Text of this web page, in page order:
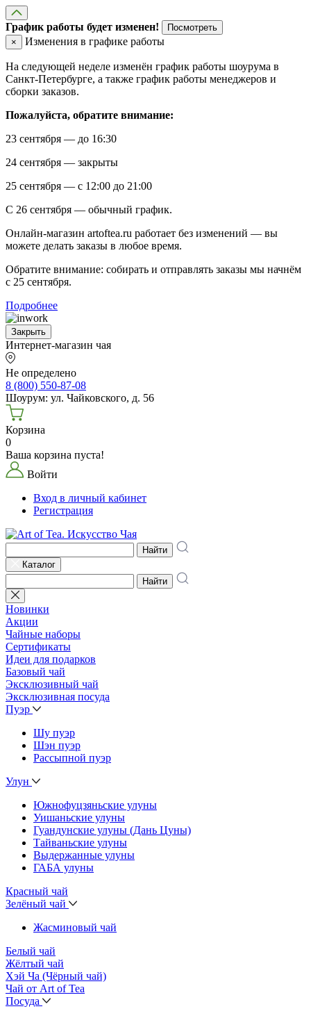
График работы будет изменен!
Посмотреть
×
Изменения в графике работы
На следующей неделе изменён график работы шоурума в
Санкт-Петербурге, а также график работы менеджеров и
сборки заказов.
Пожалуйста, обратите внимание:
23 сентября — до 16:30
24 сентября — закрыты
25 сентября — с 12:00 до 21:00
С 26 сентября — обычный график.
Онлайн-магазин artoftea.ru работает без изменений — вы
можете делать заказы в любое время.
Обратите внимание: собирать и отправлять заказы мы начнём
с 25 сентября.
Подробнее
Закрыть
Интернет-магазин чая
Не определено
8 (800) 550-87-08
Шоурум: ул. Чайковского, д. 56
Корзина
0
Ваша корзина пуста!
Войти
Вход в личный кабинет
Регистрация
Найти
Каталог
Найти
Новинки
Акции
Чайные наборы
Сертификаты
Идеи для подарков
Базовый чай
Эксклюзивный чай
Эксклюзивная посуда
Пуэр
Шу пуэр
Шэн пуэр
Рассыпной пуэр
Улун
Южнофуцзяньские улуны
Уишаньские улуны
Гуандунские улуны (Дань Цуны)
Тайваньские улуны
Выдержанные улуны
ГАБА улуны
Красный чай
Зелёный чай
Жасминовый чай
Белый чай
Жёлтый чай
Хэй Ча (Чёрный чай)
Чай от Art of Tea
Посуда